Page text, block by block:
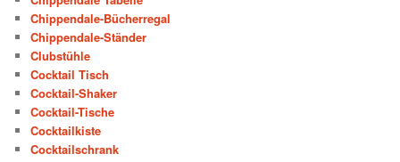
Chippendale-Bücherregal
Chippendale-Ständer
Clubstühle
Cocktail Tisch
Cocktail-Shaker
Cocktail-Tische
Cocktailkiste
Cocktailschrank